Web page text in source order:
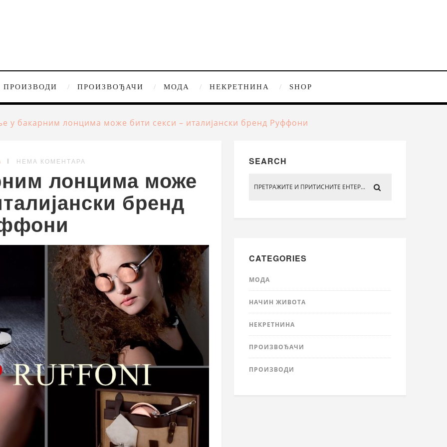
ПРОИЗВОДИ ПРОИЗВОЂАЧИ МОДА НЕКРЕТНИНА SHOP
у бакарним лонцима може бити секси – италијански бренд Руффони
НЕМА КОМЕНТАРА
лонцима може
бренд
SEARCH
CATEGORIES
МОДА
НАЧИН ЖИВОТА
НЕКРЕТНИНА
ПРОИЗВОЂАЧИ
ПРОИЗВОДИ